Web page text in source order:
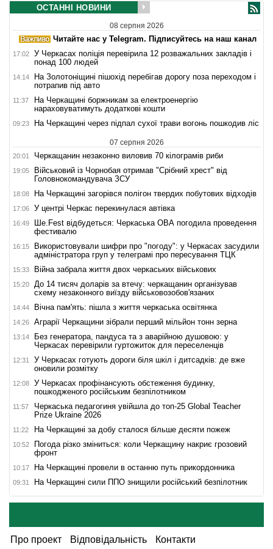
ОСТАННІ НОВИНИ
08 серпня 2026
Читайте нас у Telegram. Підписуйтесь на наш канал
17:02
У Черкасах поліція перевірила 12 розважальних закладів і
понад 100 людей
14:14
На Золотоніщині пішохід перебігав дорогу поза переходом і
потрапив під авто
11:37
На Черкащині боржникам за електроенергію
нараховуватимуть додаткові кошти
09:23 На Черкащині через підпал сухої трави вогонь пошкодив ліс
07 серпня 2026
20:01 Черкащанин незаконно виловив 70 кілограмів риби
19:05
Військовий із Чорнобая отримав "Срібний хрест" від
Головнокомандувача ЗСУ
18:08 На Черкащині загорівся полігон твердих побутових відходів
17:06 У центрі Черкас перекинулася автівка
16:49
Ше.Fest відбудеться: Черкаська ОВА погодила проведення
фестивалю
16:15
Використовували шифри про "погоду": у Черкасах засудили
адміністратора груп у телеграмі про пересування ТЦК
15:33 Війна забрала життя двох черкаських військових
15:20
До 14 тисяч доларів за втечу: черкащанин організував
схему незаконного виїзду військовозобов'язаних
14:44 Вічна пам'ять: пішла з життя черкаська освітянка
14:26 Аграрії Черкащини зібрали перший мільйон тонн зерна
13:14
Без генератора, пандуса та з аварійною душовою: у
Черкасах перевірили гуртожиток для переселенців
12:31
У Черкасах готують дороги біля шкіл і дитсадків: де вже
оновили розмітку
12:08
У Черкасах профінансують обстеження будинку,
пошкодженого російським безпілотником
11:57
Черкаська педагогиня увійшла до топ-25 Global Teacher
Prize Ukraine 2026
11:22 На Черкащині за добу сталося більше десяти пожеж
10:52
Погода різко зміниться: коли Черкащину накриє грозовий
фронт
10:17 На Черкащині провели в останню путь прикордонника
09:31 На Черкащині сили ППО знищили російський безпілотник
Про проект Відповідальність Контакти